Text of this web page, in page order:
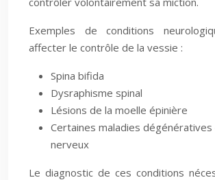
Exemples de conditions
affecter le contrôle de la vessie :
Spina bifida
Dysraphisme spinal
Lésions de la moelle épinière
Certaines maladies
nerveux
Le diagnostic de ces conditions